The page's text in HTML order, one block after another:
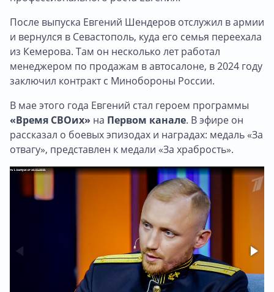
После выпуска Евгений Шендеров отслужил в армии
и вернулся в Севастополь, куда его семья переехала
из Кемерова. Там он несколько лет работал
менеджером по продажам в автосалоне, в 2024 году
заключил контракт с Минобороны России.
В мае этого года Евгений стал героем программы
«Время СВОих» на Первом канале. В эфире он
рассказал о боевых эпизодах и наградах: медаль «За
отвагу», представлен к медали «За храбрость».